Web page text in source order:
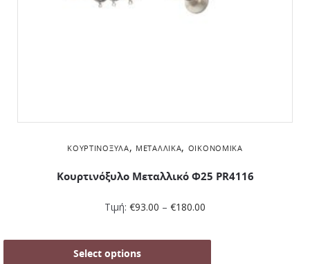
ΚΟΥΡΤΙΝΌΞΥΛΑ, ΜΕΤΑΛΛΙΚΆ, ΟΙΚΟΝΟΜΙΚΆ
Κουρτινόξυλο Μεταλλικό Φ25 PR4116
Τιμή: €93.00 – €180.00
Select options